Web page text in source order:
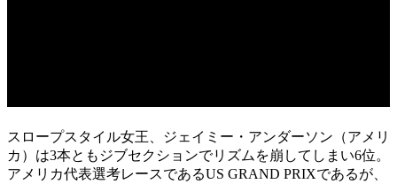
スロープスタイル女王、ジェイミー・アンダーソン（アメリ
カ）は3本ともジブセクションでリズムを崩してしまい6位。
アメリカ代表選考レースであるUS GRAND PRIXであるが、